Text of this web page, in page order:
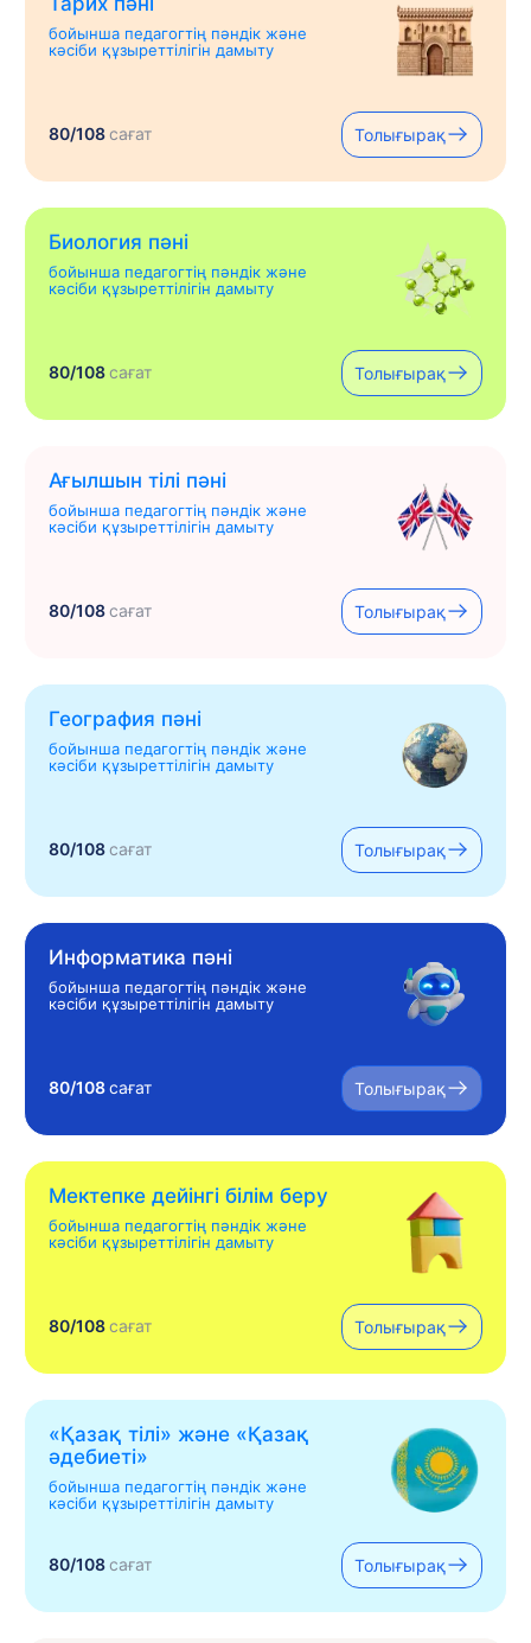
бойынша педагогтің пәндік және
кәсіби құзыреттілігін дамыту
80/108сағат Толығырақ
Биология пәні
бойынша педагогтің пәндік және
кәсіби құзыреттілігін дамыту
80/108сағат Толығырақ
Ағылшын тілі пәні
бойынша педагогтің пәндік және
кәсіби құзыреттілігін дамыту
80/108сағат Толығырақ
География пәні
бойынша педагогтің пәндік және
кәсіби құзыреттілігін дамыту
80/108сағат Толығырақ
Информатика пәні
бойынша педагогтің пәндік және
кәсіби құзыреттілігін дамыту
80/108сағат Толығырақ
Мектепке дейінгі білім беру
бойынша педагогтің пәндік және
кәсіби құзыреттілігін дамыту
80/108сағат Толығырақ
«Қазақ тілі» жəне «Қазақ
əдебиеті»
бойынша педагогтің пәндік және
кәсіби құзыреттілігін дамыту
80/108сағат Толығырақ